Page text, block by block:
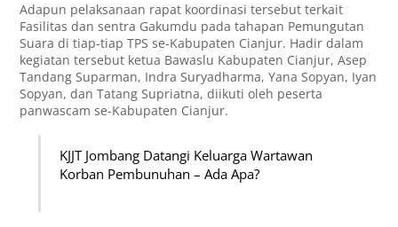
Adapun pelaksanaan rapat koordinasi tersebut terkait
Fasilitas dan sentra Gakumdu pada tahapan Pemungutan
Suara di tiap-tiap TPS se-Kabupaten Cianjur. Hadir dalam
kegiatan tersebut ketua Bawaslu Kabupaten Cianjur, Asep
Tandang Suparman, Indra Suryadharma, Yana Sopyan, Iyan
Sopyan, dan Tatang Supriatna, diikuti oleh peserta
panwascam se-Kabupaten Cianjur.
KJJT Jombang Datangi Keluarga Wartawan
Korban Pembunuhan – Ada Apa?